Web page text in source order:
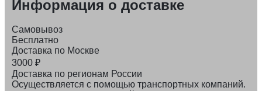
Информация о доставке
Самовывоз
Бесплатно
Доставка по Москве
3000 ₽
Доставка по регионам России
Осуществляется с помощью транспортных компаний.